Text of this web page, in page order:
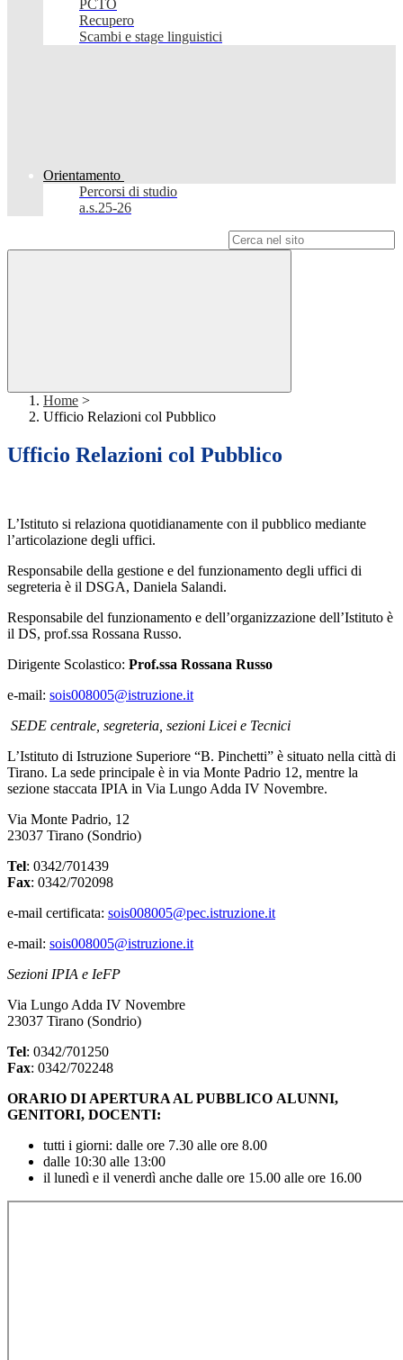
PCTO
Recupero
Scambi e stage linguistici
Orientamento
Percorsi di studio
a.s.25-26
Home >
Ufficio Relazioni col Pubblico
Ufficio Relazioni col Pubblico
L’Istituto si relaziona quotidianamente con il pubblico mediante
l’articolazione degli uffici.
Responsabile della gestione e del funzionamento degli uffici di
segreteria è il DSGA, Daniela Salandi.
Responsabile del funzionamento e dell’organizzazione dell’Istituto è
il DS, prof.ssa Rossana Russo.
Dirigente Scolastico: Prof.ssa Rossana Russo
e-mail: sois008005@istruzione.it
SEDE centrale, segreteria, sezioni Licei e Tecnici
L’Istituto di Istruzione Superiore “B. Pinchetti” è situato nella città di
Tirano. La sede principale è in via Monte Padrio 12, mentre la
sezione staccata IPIA in Via Lungo Adda IV Novembre.
Via Monte Padrio, 12
23037 Tirano (Sondrio)
Tel: 0342/701439
Fax: 0342/702098
e-mail certificata: sois008005@pec.istruzione.it
e-mail: sois008005@istruzione.it
Sezioni IPIA e IeFP
Via Lungo Adda IV Novembre
23037 Tirano (Sondrio)
Tel: 0342/701250
Fax: 0342/702248
ORARIO DI APERTURA AL PUBBLICO ALUNNI,
GENITORI, DOCENTI:
tutti i giorni: dalle ore 7.30 alle ore 8.00
dalle 10:30 alle 13:00
il lunedì e il venerdì anche dalle ore 15.00 alle ore 16.00